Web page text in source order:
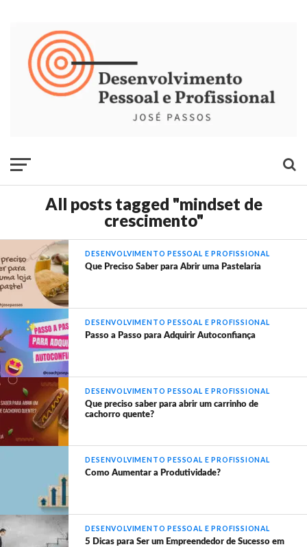
All posts tagged "mindset de
crescimento"
DESENVOLVIMENTO PESSOAL E PROFISSIONAL
Que Preciso Saber para Abrir uma Pastelaria
DESENVOLVIMENTO PESSOAL E PROFISSIONAL
Passo a Passo para Adquirir Autoconfiança
DESENVOLVIMENTO PESSOAL E PROFISSIONAL
Que preciso saber para abrir um carrinho de
cachorro quente?
DESENVOLVIMENTO PESSOAL E PROFISSIONAL
Como Aumentar a Produtividade?
DESENVOLVIMENTO PESSOAL E PROFISSIONAL
5 Dicas para Ser um Empreendedor de Sucesso em